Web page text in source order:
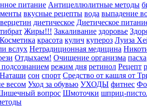
питание Антицеллюлитные методы
вкусные рецепты вода выпадение
диетическое Диетическое
Жиры!!! Закаливание здоровье
Косметика красота кулич купероз Луиза
вслух Нетрадиционная медицина
Отдыхаем! Очищение организма пасха
подсознанием режим дня ретинол Рецепт
сон спорт Средство от кашля от
весом Уход за обувью УХОДЫ фитнес
вопрос Шмоточки шприц-